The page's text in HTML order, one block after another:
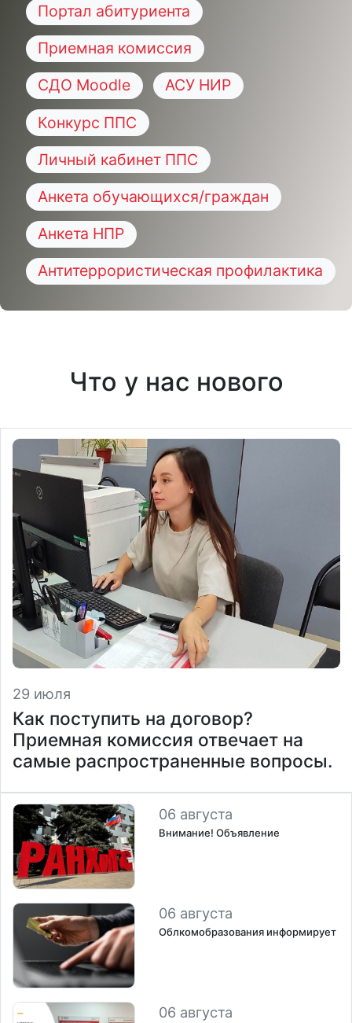
Портал абитуриента
Приемная комиссия
СДО Moodle
АСУ НИР
Конкурс ППС
Личный кабинет ППС
Анкета обучающихся/граждан
Анкета НПР
Антитеррористическая профилактика
Что у нас нового
29 июля
Как поступить на договор?
Приемная комиссия отвечает на
самые распространенные вопросы.
06 августа
Внимание! Объявление
06 августа
Облкомобразования информирует
06 августа